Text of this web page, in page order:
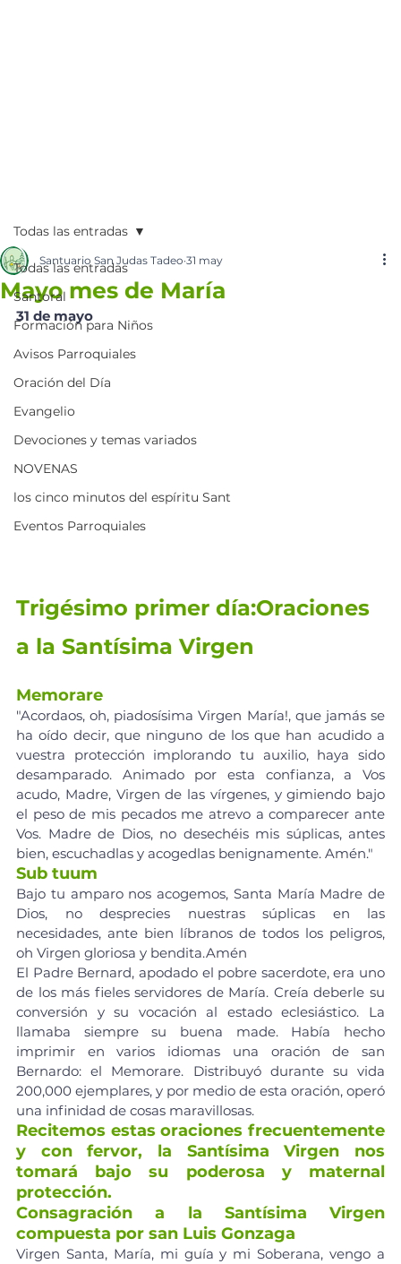
Todas las entradas
Santoral
Formación para Niños
Avisos Parroquiales
Oración del Día
Evangelio
Devociones y temas variados
NOVENAS
los cinco minutos del espíritu Sant
Eventos Parroquiales
Todas las entradas
Mayo mes de María
Santuario San Judas Tadeo 31 may
31 de mayo
Trigésimo primer día:Oraciones
a la Santísima Virgen
Memorare
"Acordaos, oh, piadosísima Virgen María!, que jamás se
ha oído decir, que ninguno de los que han acudido a
vuestra protección implorando tu auxilio, haya sido
desamparado. Animado por esta confianza, a Vos
acudo, Madre, Virgen de las vírgenes, y gimiendo bajo
el peso de mis pecados me atrevo a comparecer ante
Vos. Madre de Dios, no desechéis mis súplicas, antes
bien, escuchadlas y acogedlas benignamente. Amén."
Sub tuum
Bajo tu amparo nos acogemos, Santa María Madre de
Dios, no desprecies nuestras súplicas en las
necesidades, ante bien líbranos de todos los peligros,
oh Virgen gloriosa y bendita.Amén
El Padre Bernard, apodado el pobre sacerdote, era uno
de los más fieles servidores de María. Creía deberle su
conversión y su vocación al estado eclesiástico. La
llamaba siempre su buena made. Había hecho
imprimir en varios idiomas una oración de san
Bernardo: el Memorare. Distribuyó durante su vida
200,000 ejemplares, y por medio de esta oración, operó
una infinidad de cosas maravillosas.
Recitemos estas oraciones frecuentemente
y con fervor, la Santísima Virgen nos
tomará bajo su poderosa y maternal
protección.
Consagración a la Santísima Virgen
compuesta por san Luis Gonzaga
Virgen Santa, María, mi guía y mi Soberana, vengo a